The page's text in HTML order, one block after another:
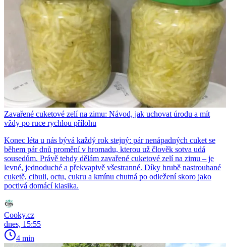
Zavařené cuketové zelí na zimu: Návod, jak uchovat úrodu a mít
vždy po ruce rychlou přílohu
Konec léta u nás bývá každý rok stejný: pár nenápadných cuket se
během pár dnů promění v hromadu, kterou už člověk sotva udá
sousedům. Právě tehdy dělám zavařené cuketové zelí na zimu – je
levné, jednoduché a překvapivě všestranné. Díky hrubě nastrouhané
cuketě, cibuli, octu, cukru a kmínu chutná po odležení skoro jako
poctivá domácí klasika.
Cooky.cz
dnes, 15:55
4 min